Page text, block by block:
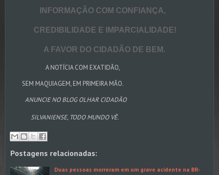
INFORMAÇÃO COM CONFIANÇA,
CREDIBILIDADE E IMPARCIALIDADE!
A FAVOR DO CIDADÃO DE BEM.
A NOTÍCIA COM EXATIDÃO,
SEM MAQUIAGEM, EM PRIMEIRA MÃO.
ANUNCIE NO BLOG OLHAR CIDADÃO
SILVANIENSE, TODO MUNDO VÊ.
Postagens relacionadas:
Duas pessoas morreram em um grave acidente na BR-